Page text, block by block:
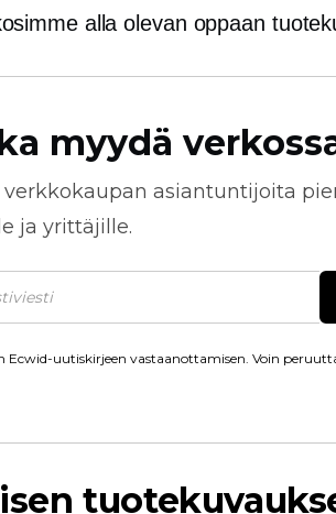
alla olevan oppaan
myydä
verkkokaupan asiantuntijoita
ja yrittäjille.
Ecwid-uutiskirjeen vastaanottamisen. Voin